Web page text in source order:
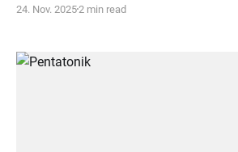
und motivieren zum Weitermachen.
24. Nov. 20252 min read